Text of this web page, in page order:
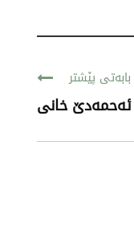
بابەتی پێشتر
ئەحمەدێ خانى